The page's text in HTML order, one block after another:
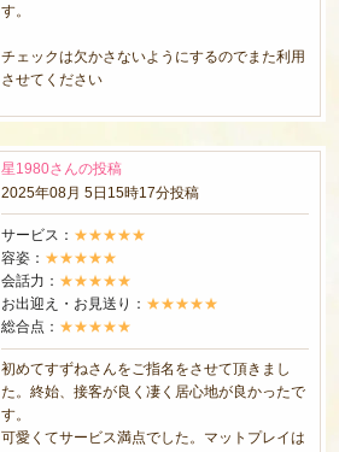
す。
チェックは欠かさないようにするのでまた利用
させてください
星1980さんの投稿
2025年08月 5日15時17分投稿
サービス： ★★★★★
容姿： ★★★★★
会話力： ★★★★★
お出迎え・お見送り： ★★★★★
総合点： ★★★★★
初めてすずねさんをご指名をさせて頂きまし
た。終始、接客が良く凄く居心地が良かったで
す。
可愛くてサービス満点でした。マットプレイは